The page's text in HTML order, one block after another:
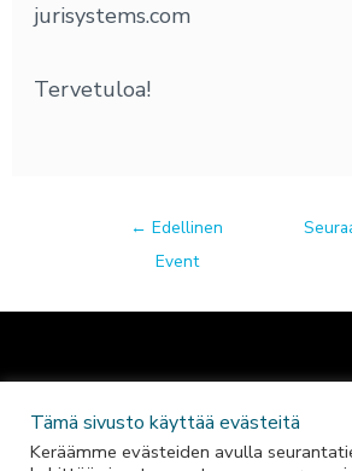
jurisystems.com
Tervetuloa!
← Edellinen
Event
F
a
I
n i
Tämä sivusto käyttää evästeitä
Keräämme evästeiden avulla